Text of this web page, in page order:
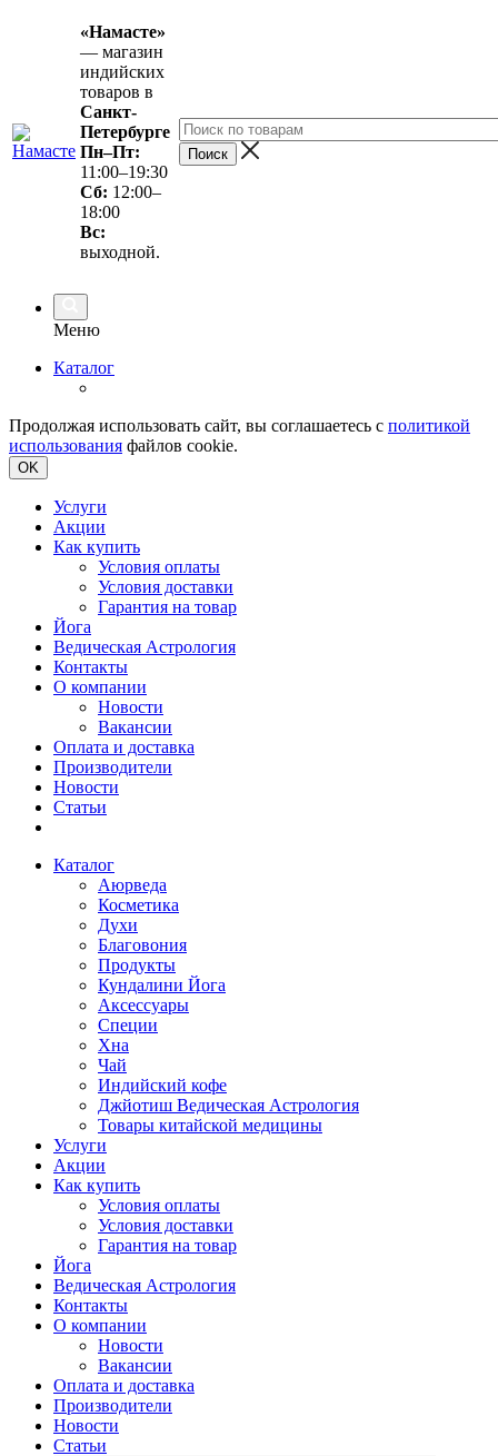
«Намасте»
— магазин
индийских
товаров в
Санкт-
Петербурге
Пн–Пт:
11:00–19:30
Сб: 12:00–
18:00
Вс:
выходной.
Меню
Каталог
Продолжая использовать сайт, вы соглашаетесь с политикой
использования файлов cookie.
OK
Услуги
Акции
Как купить
Условия оплаты
Условия доставки
Гарантия на товар
Йога
Ведическая Астрология
Контакты
О компании
Новости
Вакансии
Оплата и доставка
Производители
Новости
Статьи
Каталог
Аюрведа
Косметика
Духи
Благовония
Продукты
Кундалини Йога
Аксессуары
Специи
Хна
Чай
Индийский кофе
Джйотиш Ведическая Астрология
Товары китайской медицины
Услуги
Акции
Как купить
Условия оплаты
Условия доставки
Гарантия на товар
Йога
Ведическая Астрология
Контакты
О компании
Новости
Вакансии
Оплата и доставка
Производители
Новости
Статьи